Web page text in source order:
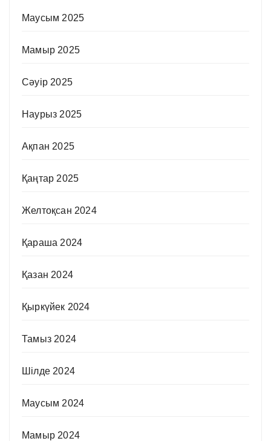
Маусым 2025
Мамыр 2025
Сәуір 2025
Наурыз 2025
Ақпан 2025
Қаңтар 2025
Желтоқсан 2024
Қараша 2024
Қазан 2024
Қыркүйек 2024
Тамыз 2024
Шілде 2024
Маусым 2024
Мамыр 2024